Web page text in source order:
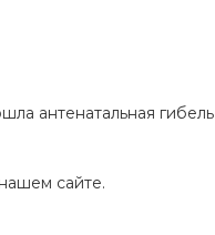
антенатальная гибель
сайте.